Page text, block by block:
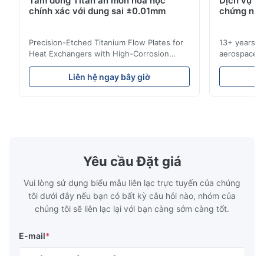
Excellent precision on the flow channels. The etching quality is
M*m
Sep 16.2025
chính xác với dung sai ±0.01mm
Precision-Etched Titanium Flow Plates for
Heat Exchangers with High-Corrosion
Resistance Flow Plate Overview Xinhaisen
Technology specializes in manufacturing
high-precision chemically etched flow
distribution in production processes. Flow
Plate Features Complex, Burr
Liên hệ ngay bây giờ
chứng
13+ years
aerospace,
instant
Yêu cầu Đặt giá
Vui lòng sử dụng biểu mẫu liên lạc trực tuyến của chúng
tôi dưới đây nếu bạn có bất kỳ câu hỏi nào, nhóm của
chúng tôi sẽ liên lạc lại với bạn càng sớm càng tốt.
E-mail*